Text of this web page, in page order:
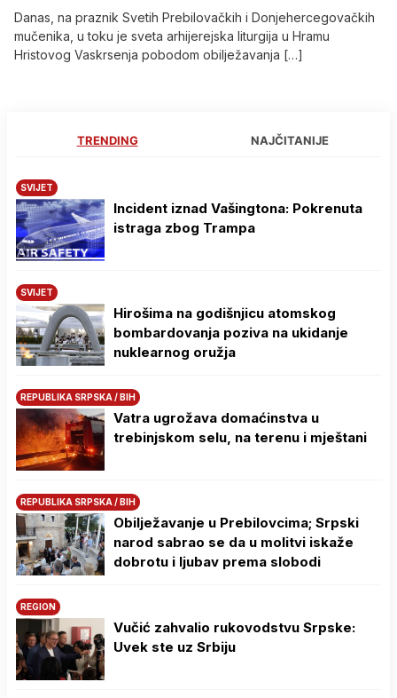
Danas, na praznik Svetih Prebilovačkih i Donjehercegovačkih
mučenika, u toku je sveta arhijerejska liturgija u Hramu
Hristovog Vaskrsenja pobodom obilježavanja […]
TRENDING NAJČITANIJE
SVIJET
Incident iznad Vašingtona: Pokrenuta
istraga zbog Trampa
SVIJET
Hirošima na godišnjicu atomskog
bombardovanja poziva na ukidanje
nuklearnog oružja
REPUBLIKA SRPSKA / BIH
Vatra ugrožava domaćinstva u
trebinjskom selu, na terenu i mještani
REPUBLIKA SRPSKA / BIH
Obilježavanje u Prebilovcima; Srpski
narod sabrao se da u molitvi iskaže
dobrotu i ljubav prema slobodi
REGION
Vučić zahvalio rukovodstvu Srpske:
Uvek ste uz Srbiju